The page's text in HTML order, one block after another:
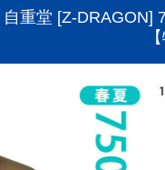
自重堂 [Z-DRAGON]